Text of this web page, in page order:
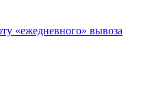
«ежедневного» вывоза